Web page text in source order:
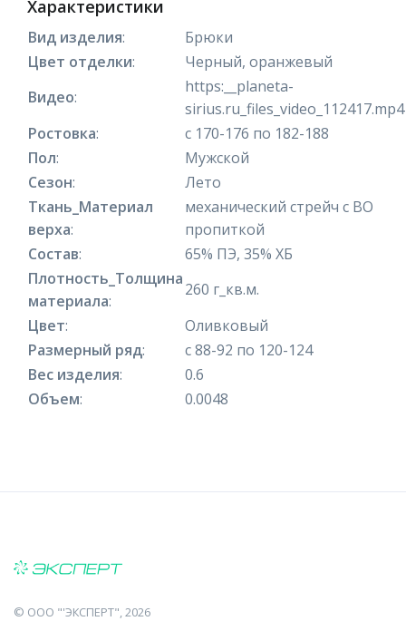
Характеристики
Вид изделия:
Брюки
Цвет отделки:
Черный, оранжевый
Видео:
https:__planeta-
sirius.ru_files_video_112417.mp4
Ростовка:
с 170-176 по 182-188
Пол:
Мужской
Сезон:
Лето
Ткань_Материал
верха:
механический стрейч с ВО
пропиткой
Состав:
65% ПЭ, 35% ХБ
Плотность_Толщина
материала:
260 г_кв.м.
Цвет:
Оливковый
Размерный ряд:
с 88-92 по 120-124
Вес изделия:
0.6
Объем: 0.0048
© ООО "'ЭКСПЕРТ", 2026